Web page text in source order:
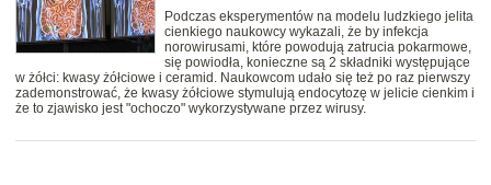
Podczas eksperymentów na modelu ludzkiego jelita
cienkiego naukowcy wykazali, że by infekcja
norowirusami, które powodują zatrucia pokarmowe,
się powiodła, konieczne są 2 składniki występujące
w żółci: kwasy żółciowe i ceramid. Naukowcom udało się też po raz pierwszy
zademonstrować, że kwasy żółciowe stymulują endocytozę w jelicie cienkim i
że to zjawisko jest "ochoczo" wykorzystywane przez wirusy.